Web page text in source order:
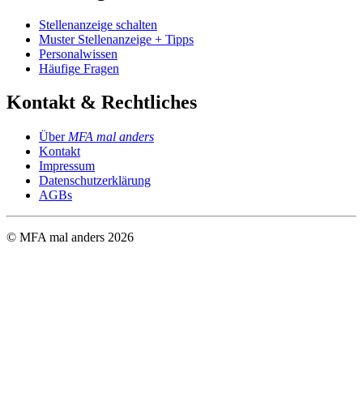
Stellenanzeige schalten
Muster Stellenanzeige + Tipps
Personalwissen
Häufige Fragen
Kontakt & Rechtliches
Über MFA mal anders
Kontakt
Impressum
Datenschutzerklärung
AGBs
© MFA mal anders 2026